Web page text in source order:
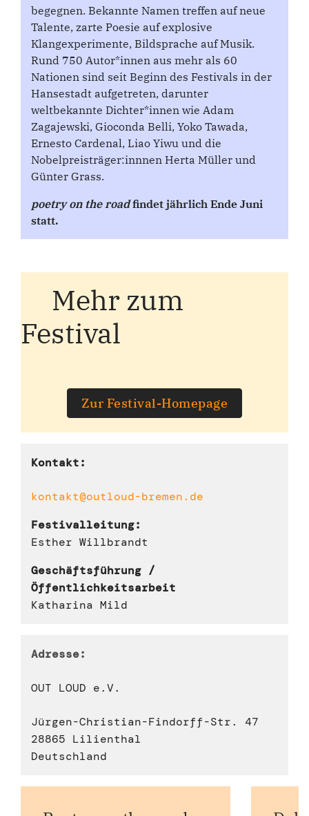
begegnen. Bekannte Namen treffen auf neue
Talente, zarte Poesie auf explosive
Klangexperimente, Bildsprache auf Musik.
Rund 750 Autor*innen aus mehr als 60
Nationen sind seit Beginn des Festivals in der
Hansestadt aufgetreten, darunter
weltbekannte Dichter*innen wie Adam
Zagajewski, Gioconda Belli, Yoko Tawada,
Ernesto Cardenal, Liao Yiwu und die
Nobelpreisträger:innnen Herta Müller und
Günter Grass.
poetry on the roadfindet jährlich Ende Juni
statt.
Mehr zum
Festival
Zur Festival-Homepage
Kontakt:
kontakt@outloud-bremen.de
Festivalleitung:
Esther Willbrandt
Geschäftsführung /
Öffentlichkeitsarbeit
Katharina Mild
Adresse:
OUT LOUD e.V.
Jürgen-Christian-Findorff-Str. 47
28865 Lilienthal
Deutschland